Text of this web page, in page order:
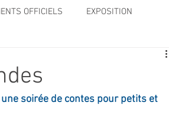
OFFICIELS EXPOSITION
ARCHIVES ET PATRIMOINE
soirée de contes pour petits et